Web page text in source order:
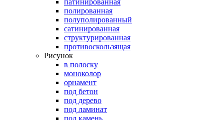
патинированная
полированная
полуполированный
сатинированная
структурированная
противоскользящая
Рисунок
в полоску
моноколор
орнамент
под бетон
под дерево
под ламинат
под камень